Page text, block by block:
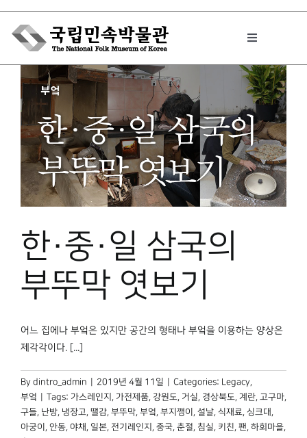
Skip
content
Toggle
박물관에서는
민속이야기
민속 인사이드
원문보기 PDF
한·중·일 삼국의
부뚜막 엿보기
어느 집에나 부엌은 있지만 공간의 형태나 부엌을 이용하는 양상은
제각각이다. [...]
By dintro_admin 2019년 4월 11일 Categories: Legacy,
부엌
Tags: 가스레인지 , 가전제품, 강원도, 거실, 경상북도, 계란, 고구마,
구들, 난방, 냉장고, 땔감, 부뚜막, 부엌, 부지깽이 , 설날, 식재료, 싱크대 ,
아궁이 , 안동, 야채 , 일본, 전기레인지 , 중국, 춘절, 침실, 키친, 팬, 하회마을,